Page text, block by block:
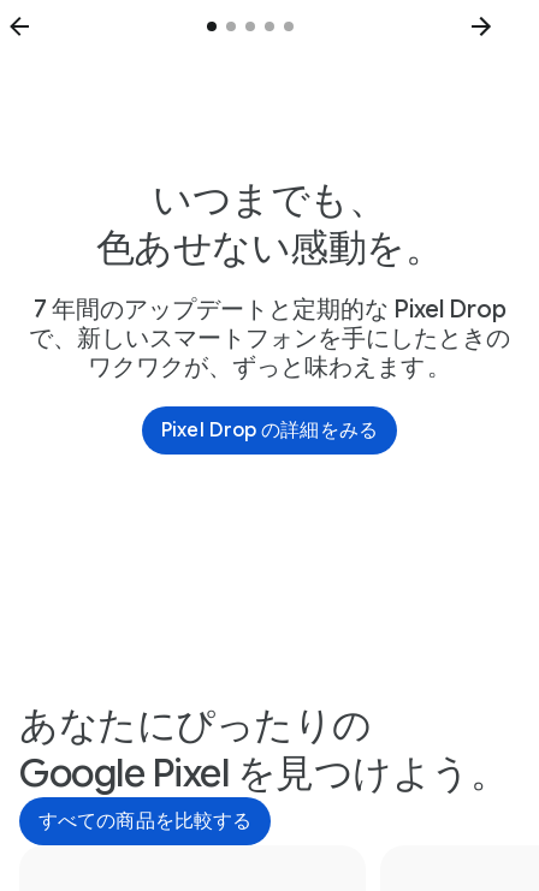
いつまでも、
色あせない感動を。
7 年間のアップデートと定期的な Pixel Drop
で、新しいスマートフォンを手にしたときの
ワクワクが、ずっと味わえます 。
Pixel Drop の詳細をみる
あなたにぴったりの
Google Pixel を見つけよう。
すべての商品を比較する